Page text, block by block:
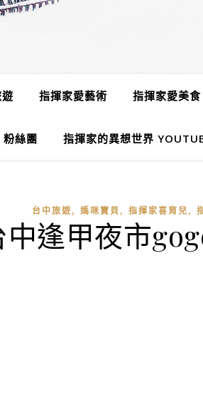
指揮家愛藝術 指揮家愛美食
絲團 指揮家的異想世界
台中旅遊, 媽咪寶貝, 指揮家喜育兒,
中逢甲夜市